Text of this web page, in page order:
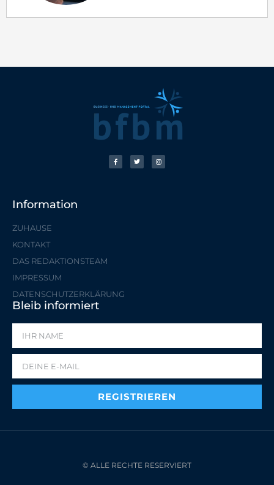
Information
ZUHAUSE
KONTAKT
DAS REDAKTIONSTEAM
IMPRESSUM
DATENSCHUTZERKLÄRUNG
Bleib informiert
REGISTRIEREN
© ALLE RECHTE RESERVIERT